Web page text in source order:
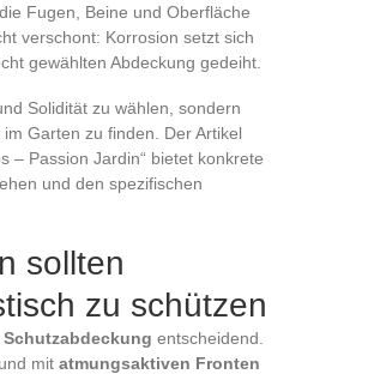
Fugen, Beine und Oberfläche
verschont: Korrosion setzt sich
gewählten Abdeckung gedeiht.
Solidität zu wählen, sondern
Garten zu finden. Der Artikel
– Passion Jardin“ bietet konkrete
und den spezifischen
sollten
zu schützen
Schutzabdeckung entscheidend.
mit atmungsaktiven Fronten